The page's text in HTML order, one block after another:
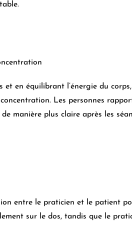
et en équilibrant l’énergie du
Les personnes
manière plus claire après les
entre le praticien et le patient
sur le dos, tandis que le